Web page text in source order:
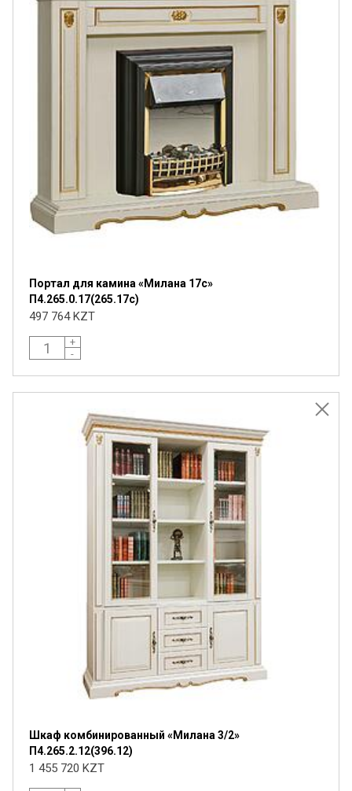
Портал для камина «Милана 17с»
П4.265.0.17(265.17с)
497 764 KZT
+
-
Шкаф комбинированный «Милана 3/2»
П4.265.2.12(396.12)
1 455 720 KZT